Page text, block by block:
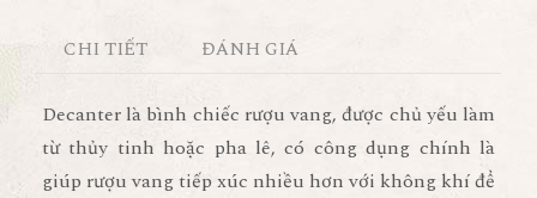
CHI TIẾT ĐÁNH GIÁ
Decanter là bình chiếc rượu vang, được chủ yếu làm
từ thủy tinh hoặc pha lê, có công dụng chính là
giúp rượu vang tiếp xúc nhiều hơn với không khí để